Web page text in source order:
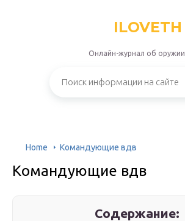
ILOVETH
Онлайн-журнал об оружии
Home Командующие вдв
Командующие вдв
Содержание: